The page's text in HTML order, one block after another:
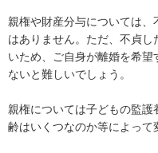
親権や財産分与については
はありません。ただ、不貞
いため、ご自身が離婚を希
ないと難しいでしょう。
親権については子どもの監
齢はいくつなのか等によって